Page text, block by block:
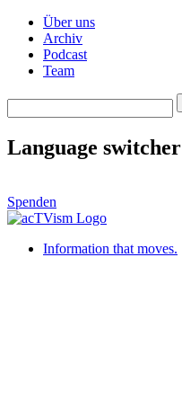
Über uns
Archiv
Podcast
Team
Language switcher
Spenden
Information that moves.